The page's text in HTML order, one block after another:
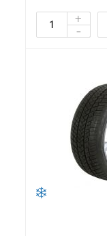
+
-